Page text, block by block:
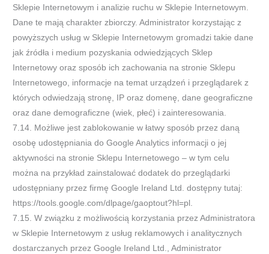
Sklepie Internetowym i analizie ruchu w Sklepie Internetowym.
Dane te mają charakter zbiorczy. Administrator korzystając z
powyższych usług w Sklepie Internetowym gromadzi takie dane
jak źródła i medium pozyskania odwiedzjących Sklep
Internetowy oraz sposób ich zachowania na stronie Sklepu
Internetowego, informacje na temat urządzeń i przeglądarek z
których odwiedzają stronę, IP oraz domenę, dane geograficzne
oraz dane demograficzne (wiek, płeć) i zainteresowania.
7.14. Możliwe jest zablokowanie w łatwy sposób przez daną
osobę udostępniania do Google Analytics informacji o jej
aktywności na stronie Sklepu Internetowego – w tym celu
można na przykład zainstalować dodatek do przeglądarki
udostępniany przez firmę Google Ireland Ltd. dostępny tutaj:
https://tools.google.com/dlpage/gaoptout?hl=pl.
7.15. W związku z możliwością korzystania przez Administratora
w Sklepie Internetowym z usług reklamowych i analitycznych
dostarczanych przez Google Ireland Ltd., Administrator